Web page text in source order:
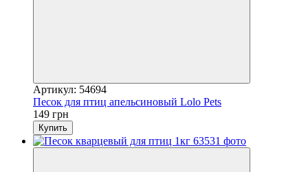
Артикул: 54694
Песок для птиц апельсиновый Lolo Pets
149 грн
Купить